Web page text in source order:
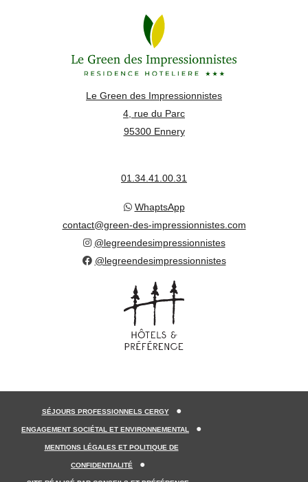
Le Green des Impressionnistes
4, rue du Parc
95300 Ennery
01.34.41.00.31
WhaptsApp
contact@green-des-impressionnistes.com
@legreendesimpressionnistes
@legreendesimpressionnistes
SÉJOURS PROFESSIONNELS CERGY
ENGAGEMENT SOCIÉTAL ET ENVIRONNEMENTAL
MENTIONS LÉGALES ET POLITIQUE DE
CONFIDENTIALITÉ